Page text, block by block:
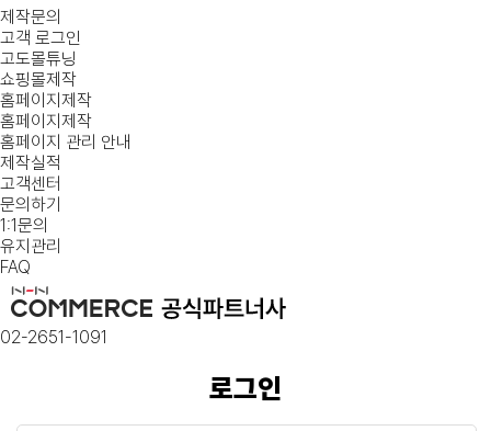
제작문의
고객 로그인
고도몰튜닝
쇼핑몰제작
홈페이지제작
홈페이지제작
홈페이지 관리 안내
제작실적
고객센터
문의하기
1:1문의
유지관리
FAQ
02-2651-1091
로그인